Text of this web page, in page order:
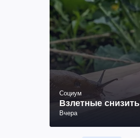
Социум
Взлетные
Вчера